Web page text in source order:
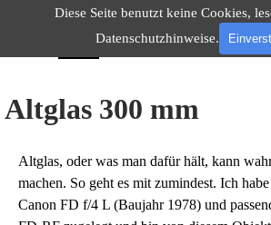
Diese Seite benutzt keine Cookies,
Datenschutzhinweise.
Direkt zum Seiteninhalt
Altglas 300 mm
Altglas, oder was man dafür hält, kann
machen. So geht es mit zumindest. Ich
Canon FD f/4 L (Baujahr 1978) und